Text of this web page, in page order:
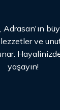
ve
yaşayın!